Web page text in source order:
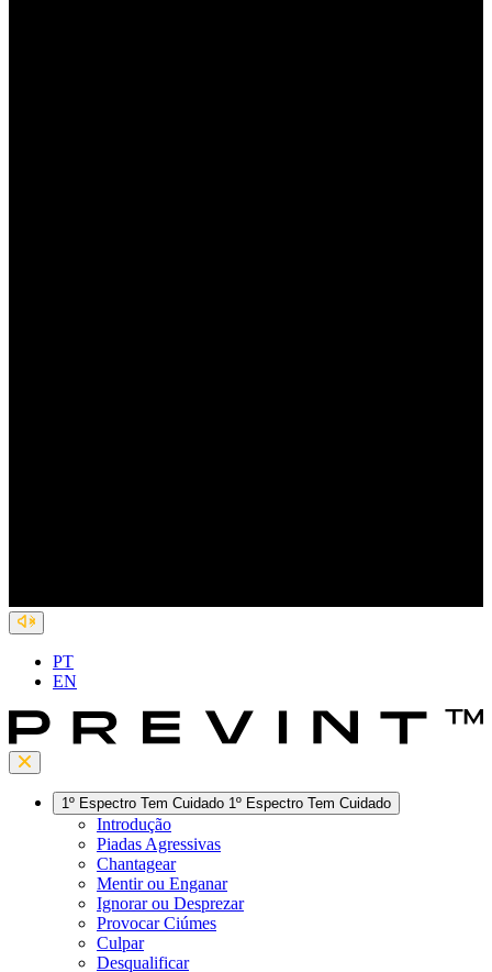
PT
EN
1º Espectro Tem Cuidado 1º Espectro Tem Cuidado
Introdução
Piadas Agressivas
Chantagear
Mentir ou Enganar
Ignorar ou Desprezar
Provocar Ciúmes
Culpar
Desqualificar